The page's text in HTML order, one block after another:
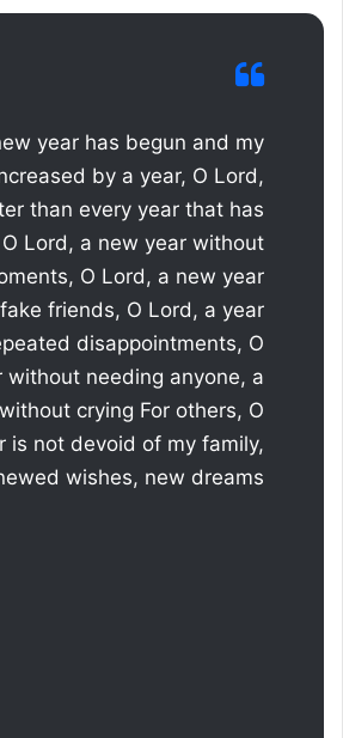
year has begun and my
by a year, O Lord,
than every year that has
Lord, a new year without
O Lord, a new year
friends, O Lord, a year
disappointments, O
without needing anyone, a
crying For others, O
is not devoid of my family,
wishes, new dreams.